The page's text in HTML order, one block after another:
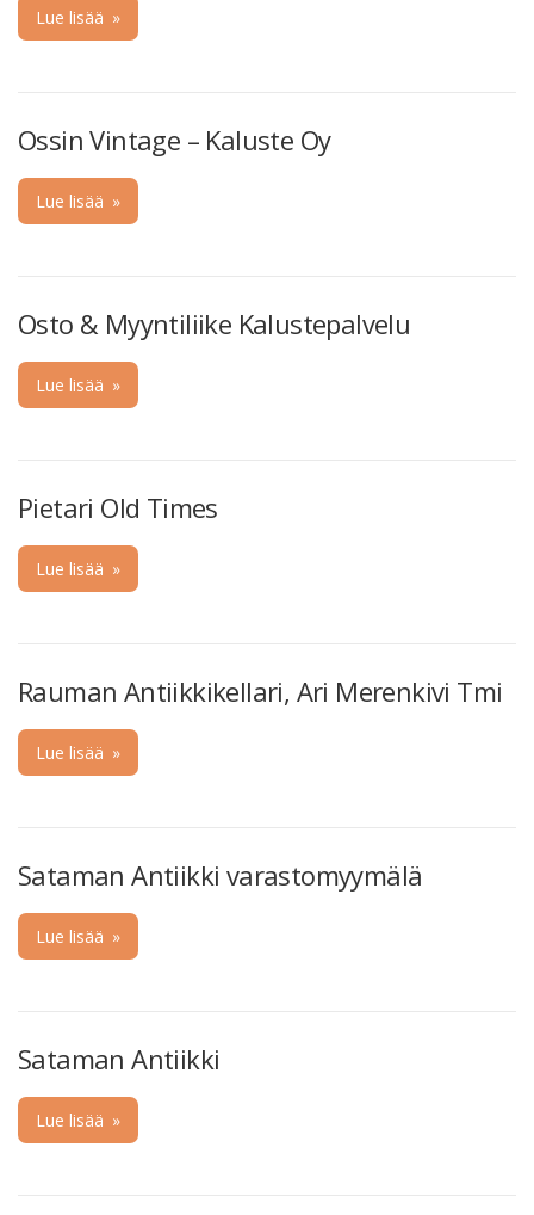
Lue lisää »
Ossin Vintage – Kaluste Oy
Lue lisää »
Osto & Myyntiliike Kalustepalvelu
Lue lisää »
Pietari Old Times
Lue lisää »
Rauman Antiikkikellari, Ari Merenkivi Tmi
Lue lisää »
Sataman Antiikki varastomyymälä
Lue lisää »
Sataman Antiikki
Lue lisää »